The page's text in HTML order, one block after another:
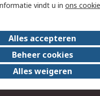
Over ons
Werken bij
vindt u in ons
Alles accepteren
Beheer cookies
Alles weigeren